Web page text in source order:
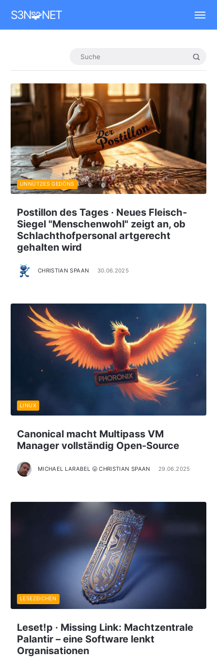
S3N🧩NET
Postillon des Tages · Neues Fleisch-
Siegel "Menschenwohl" zeigt an, ob
Schlachthofpersonal artgerecht
gehalten wird
CHRISTIAN SPAAN 30.06.2025
UNNÜTZES GEDÖNS
Canonical macht Multipass VM
Manager vollständig Open-Source
MICHAEL LARABEL 😛 CHRISTIAN SPAAN 29.06.2025
LINUX
Leset!p · Missing Link: Machtzentrale
Palantir – eine Software lenkt
Organisationen
LESEZEICHEN